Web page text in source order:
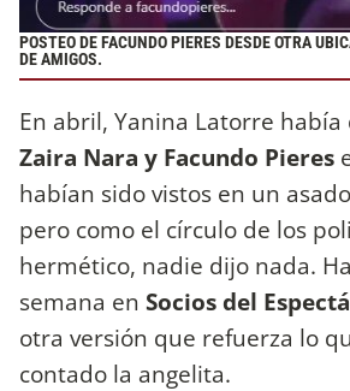
POSTEO DE FACUNDO PIERES DESDE OTRA
DE AMIGOS.
En abril, Yanina Latorre
Zaira Nara y Facundo Pieres
habían sido vistos en un
pero como el círculo de los
hermético, nadie dijo nada.
semana en Socios del
otra versión que refuerza lo
contado la angelita.